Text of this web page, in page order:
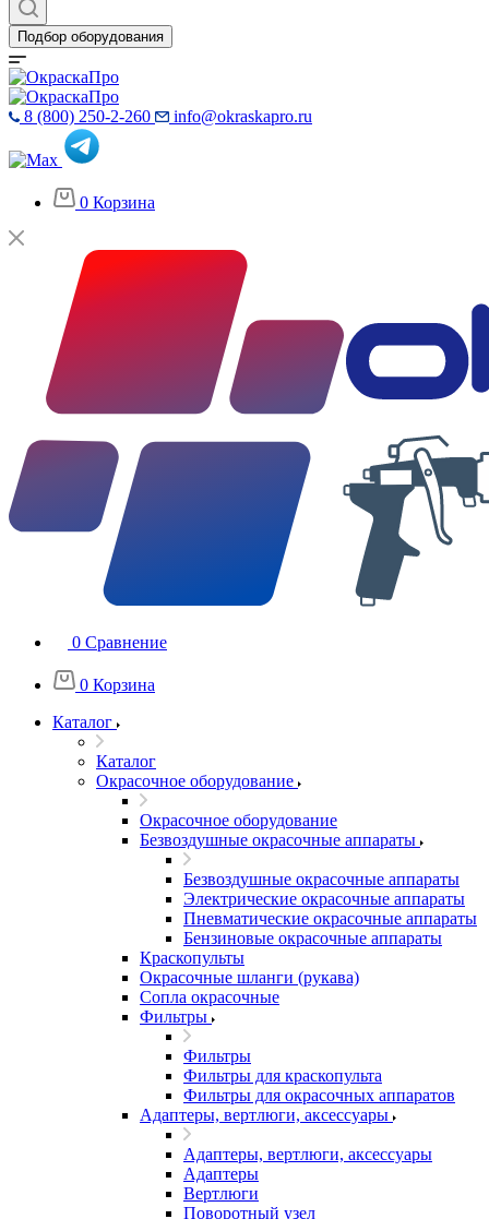
Подбор оборудования
8 (800) 250-2-260 info@okraskapro.ru
0 Корзина
0 Сравнение
0 Корзина
Каталог
Каталог
Окрасочное оборудование
Окрасочное оборудование
Безвоздушные окрасочные аппараты
Безвоздушные окрасочные аппараты
Электрические окрасочные аппараты
Пневматические окрасочные аппараты
Бензиновые окрасочные аппараты
Краскопульты
Окрасочные шланги (рукава)
Сопла окрасочные
Фильтры
Фильтры
Фильтры для краскопульта
Фильтры для окрасочных аппаратов
Адаптеры, вертлюги, аксессуары
Адаптеры, вертлюги, аксессуары
Адаптеры
Вертлюги
Поворотный узел